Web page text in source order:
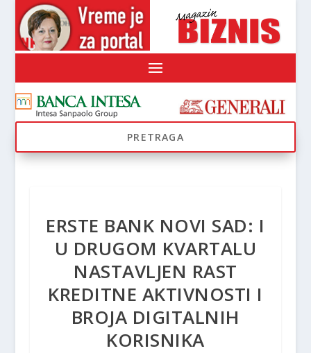
ERSTE BANK NOVI SAD: I
U DRUGOM KVARTALU
NASTAVLJEN RAST
KREDITNE AKTIVNOSTI I
BROJA DIGITALNIH
KORISNIKA